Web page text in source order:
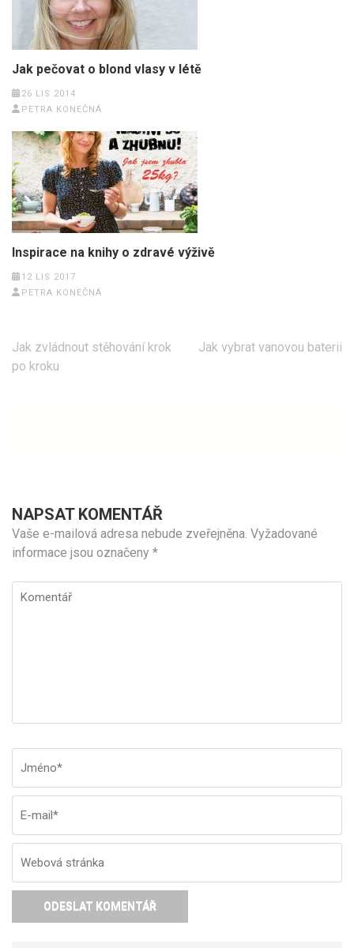
Jak pečovat o blond vlasy v létě
26 LIS 2014
PETRA KONEČNÁ
Inspirace na knihy o zdravé výživě
12 LIS 2017
PETRA KONEČNÁ
Navigace
pro
Jak zvládnout stěhování krok
po kroku
Jak vybrat vanovou baterii
NAPSAT KOMENTÁŘ
Vaše e-mailová adresa nebude zveřejněna. Vyžadované
informace jsou označeny *
Komentář